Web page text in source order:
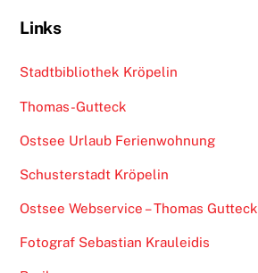
Links
Stadtbibliothek Kröpelin
Thomas-Gutteck
Ostsee Urlaub Ferienwohnung
Schusterstadt Kröpelin
Ostsee Webservice – Thomas Gutteck
Fotograf Sebastian Krauleidis